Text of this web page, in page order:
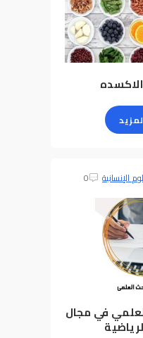
الإنسانية 0
في مجال